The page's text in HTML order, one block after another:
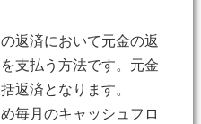
返済において元金の返
支払う方法です。元金
返済となります。
毎月のキャッシュフロ